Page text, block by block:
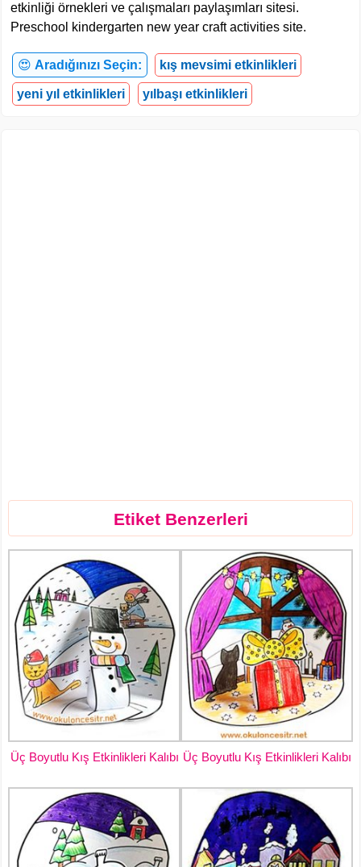
etkinliği örnekleri ve çalışmaları paylaşımları sitesi.
Preschool kindergarten new year craft activities site.
😍 Aradığınızı Seçin: kış mevsimi etkinlikleri
yeni yıl etkinlikleri yılbaşı etkinlikleri
Etiket Benzerleri
Üç Boyutlu Kış Etkinlikleri Kalıbı Üç Boyutlu Kış Etkinlikleri Kalıbı